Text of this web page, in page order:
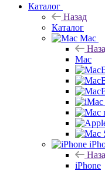
Каталог
Назад
Каталог
Mac
Mac
iPhone